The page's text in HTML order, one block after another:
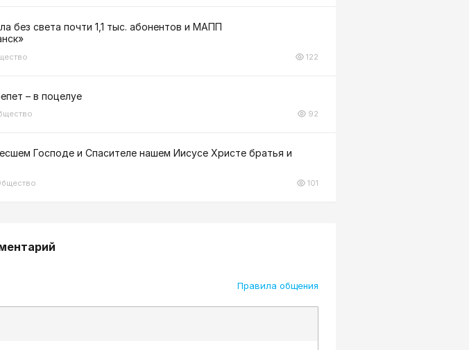
без света почти 1,1 тыс. абонентов и МАПП
122
– в поцелуе
92
Господе и Спасителе нашем Иисусе Христе братья и
101
Правила общения